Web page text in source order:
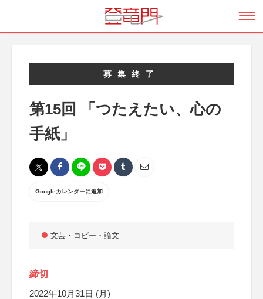
募集終了
第15回 「つたえたい、心の
手紙」
Googleカレンダーに追加
文芸・コピー・論文
締切
2022年10月31日 (月)